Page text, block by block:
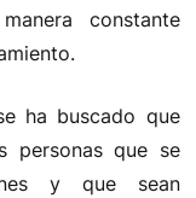
constante
ha buscado que
personas que se
y que sean